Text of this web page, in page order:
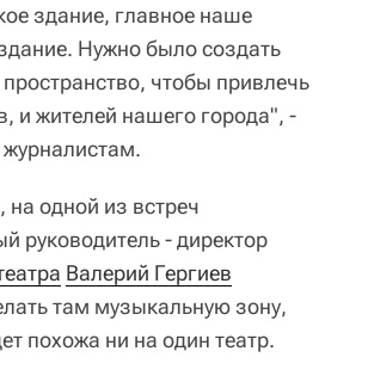
здание, главное наше
Нужно было создать
чтобы привлечь
и жителей нашего города", -
на одной из встреч
руководитель - директор
Валерий Гергиев
там музыкальную зону,
похожа ни на один театр.